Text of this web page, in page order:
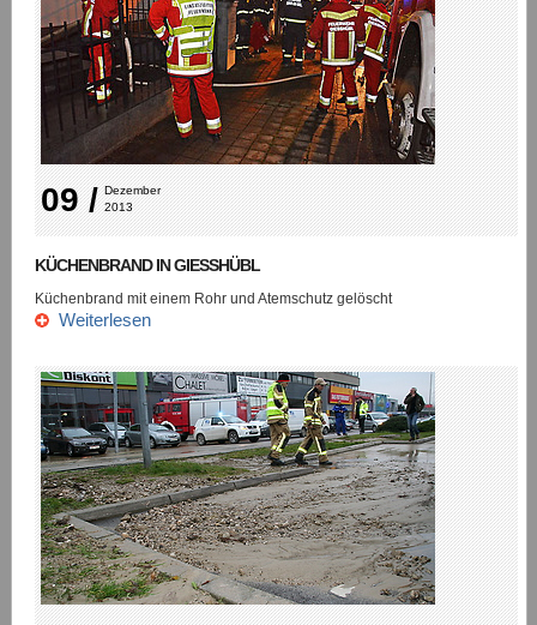
09 / Dezember
2013
KÜCHENBRAND IN GIESSHÜBL
Küchenbrand mit einem Rohr und Atemschutz gelöscht
Weiterlesen